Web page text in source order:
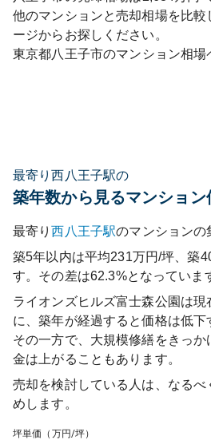
他のマンションと売却相場を比
ージからお探しください。
東京都八王子市のマンション相場
最寄り西八王子駅の
築年数から見るマンション
最寄り西八王子駅のマンションの
築5年以内は平均231万円/坪、築
す。その差は62.3%となっていま
ライオンズヒルズ富士森公園 は現
に、築年が経過すると価格は低下
その一方で、大規模修繕をきっ
金は上がることもあります。
売却を検討している人は、なる
めします。
坪単価（万円/坪）